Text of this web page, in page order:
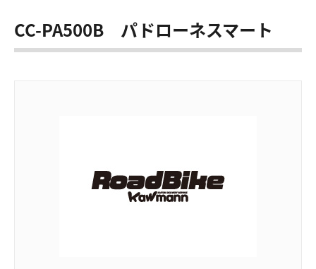
CC-PA500B パドローネスマート